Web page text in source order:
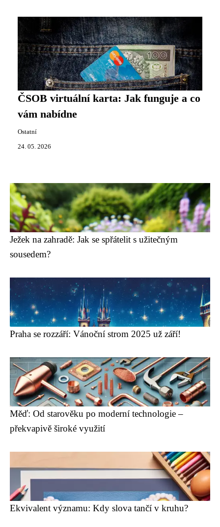
ČSOB virtuální karta: Jak funguje a co
vám nabídne
Ostatní
24. 05. 2026
Ježek na zahradě: Jak se spřátelit s užitečným
sousedem?
Praha se rozzáří: Vánoční strom 2025 už září!
Měď: Od starověku po moderní technologie –
překvapivě široké využití
Ekvivalent významu: Kdy slova tančí v kruhu?